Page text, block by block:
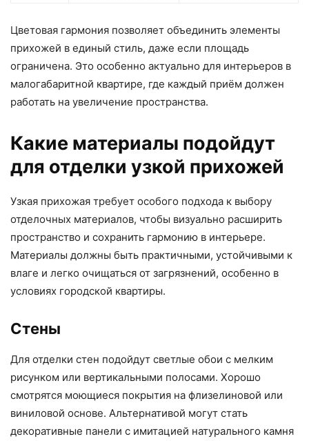
Цветовая гармония позволяет объединить элементы
прихожей в единый стиль, даже если площадь
ограничена. Это особенно актуально для интерьеров в
малогабаритной квартире, где каждый приём должен
работать на увеличение пространства.
Какие материалы подойдут
для отделки узкой прихожей
Узкая прихожая требует особого подхода к выбору
отделочных материалов, чтобы визуально расширить
пространство и сохранить гармонию в интерьере.
Материалы должны быть практичными, устойчивыми к
влаге и легко очищаться от загрязнений, особенно в
условиях городской квартиры.
Стены
Для отделки стен подойдут светлые обои с мелким
рисунком или вертикальными полосами. Хорошо
смотрятся моющиеся покрытия на флизелиновой или
виниловой основе. Альтернативой могут стать
декоративные панели с имитацией натурального камня